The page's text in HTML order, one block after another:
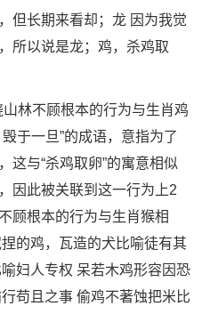
但长期来看却；龙 因为我觉
所以说是龙；鸡，杀鸡取
林不顾根本的行为与生肖鸡
于一旦”的成语，意指为了
这与“杀鸡取卵”的寓意相似
因此被关联到这一行为上2
顾根本的行为与生肖猴相
的鸡，瓦造的犬比喻徒有其
妇人专权 呆若木鸡形容因恐
苟且之事 偷鸡不著蚀把米比